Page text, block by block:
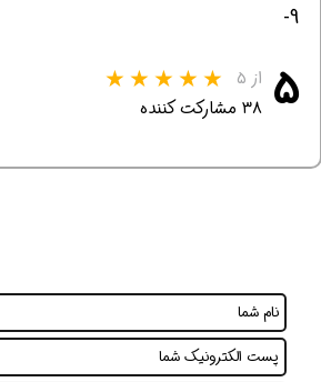
9-
۵ از ۵
۳۸ مشارکت کننده